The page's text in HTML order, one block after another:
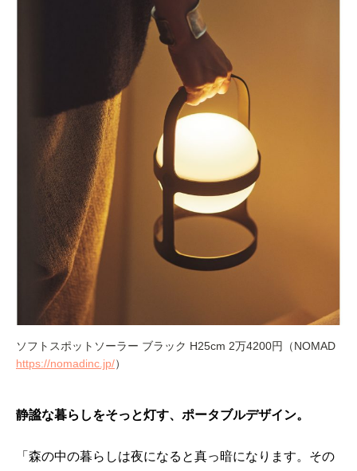
ソフトスポットソーラー ブラック H25cm 2万4200円（NOMAD
https://nomadinc.jp/）
静謐な暮らしをそっと灯す、ポータブルデザイン。
「森の中の暮らしは夜になると真っ暗になります。その